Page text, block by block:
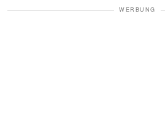
WERBUNG